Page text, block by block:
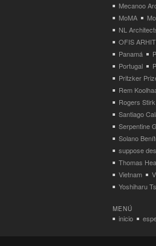
Mecanoo
MoMA
NL
OFIS
Panamá
Portugal
Pritzker
Rem
Rogers
Santiago
Serpentine
Solano
suppose
Thomas
Vietnam
Yoshiharu
MENÚ
inicio